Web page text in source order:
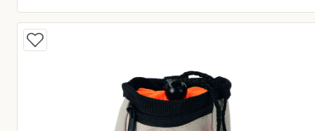
Huidige prijs € 8,95